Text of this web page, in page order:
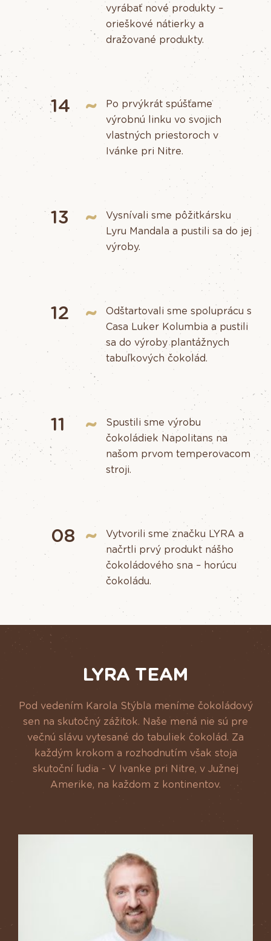
vyrábať nové produkty –
orieškové nátierky a
dražované produkty.
14
Po prvýkrát spúšťame
výrobnú linku vo svojich
vlastných priestoroch v
Ivánke pri Nitre.
13
Vysnívali sme pôžitkársku
Lyru Mandala a pustili sa do jej
výroby.
12
Odštartovali sme spoluprácu s
Casa Luker Kolumbia a pustili
sa do výroby plantážnych
tabuľkových čokolád.
11
Spustili sme výrobu
čokoládiek Napolitans na
našom prvom temperovacom
stroji.
08
Vytvorili sme značku LYRA a
načrtli prvý produkt nášho
čokoládového sna – horúcu
čokoládu.
LYRA TEAM
Pod vedením Karola Stýbla meníme čokoládový
sen na skutočný zážitok. Naše mená nie sú pre
večnú slávu vytesané do tabuliek čokolád. Za
každým krokom a rozhodnutím však stoja
skutoční ľudia - V Ivanke pri Nitre, v Južnej
Amerike, na každom z kontinentov.